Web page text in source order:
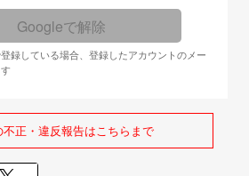
Googleで解除
録している場合、登録したアカウントのメー
不正・違反報告はこちらまで